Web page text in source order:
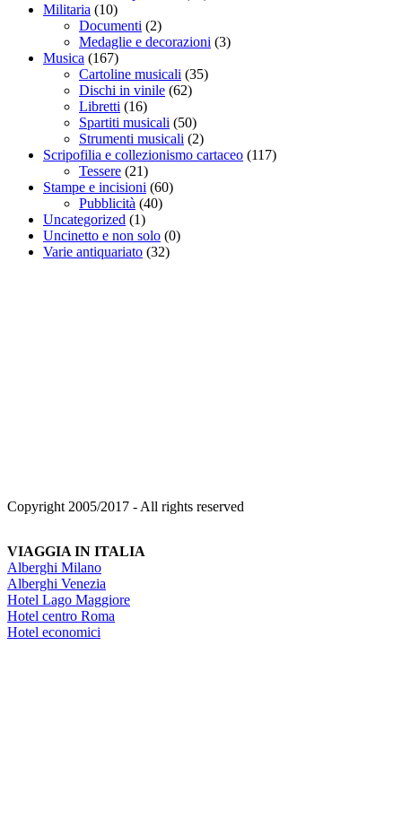
Militaria (10)
Documenti (2)
Medaglie e decorazioni (3)
Musica (167)
Cartoline musicali (35)
Dischi in vinile (62)
Libretti (16)
Spartiti musicali (50)
Strumenti musicali (2)
Scripofilia e collezionismo cartaceo (117)
Tessere (21)
Stampe e incisioni (60)
Pubblicità (40)
Uncategorized (1)
Uncinetto e non solo (0)
Varie antiquariato (32)
Copyright 2005/2017 - All rights reserved
VIAGGIA IN ITALIA
Alberghi Milano
Alberghi Venezia
Hotel Lago Maggiore
Hotel centro Roma
Hotel economici